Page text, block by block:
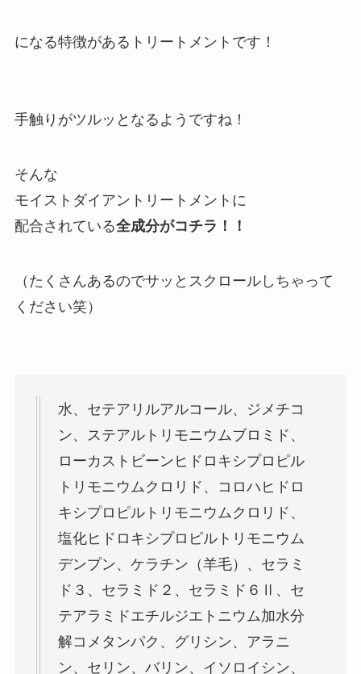
になる特徴があるトリートメントです！
手触りがツルッとなるようですね！
そんな
モイストダイアントリートメントに
配合されている全成分がコチラ！！
（たくさんあるのでサッとスクロールしちゃって
ください笑）
水、セテアリルアルコール、ジメチコ
ン、ステアルトリモニウムブロミド、
ローカストビーンヒドロキシプロピル
トリモニウムクロリド、コロハヒドロ
キシプロピルトリモニウムクロリド、
塩化ヒドロキシプロピルトリモニウム
デンプン、ケラチン（羊毛）、セラミ
ド３、セラミド２、セラミド６Ⅱ、セ
テアラミドエチルジエトニウム加水分
解コメタンパク、グリシン、アラニ
ン、セリン、バリン、イソロイシン、